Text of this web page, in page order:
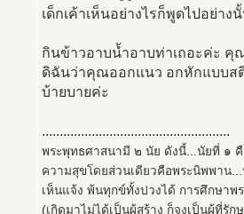
เด็กเค้าเห็นอย่างไรก็พูดไปอย่า
กินข้าวอาบน้ำอาบท่าเถอะค่ะ
ดิฉันว่าคุณออกแนว อกหักแบบส
บ้ายบายค่ะ
.....................................................
พระพุทธศาสนามี ๒ นัย ดังนี้...นัยที่ ๑ คื
ความสุขโดยส่วนเดียวคือพระนิพพาน
เห็นแจ้ง พ้นทุกข์ทั้งปวงได้ การศึกษาพ
(เกิดมาไม่ได้เป็นผู้สร้าง ก็จงเป็นผู้ที่รั